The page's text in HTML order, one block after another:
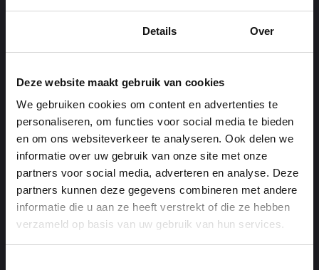
Details Over
Deze website maakt gebruik van cookies
We gebruiken cookies om content en advertenties te
personaliseren, om functies voor social media te bieden
en om ons websiteverkeer te analyseren. Ook delen we
informatie over uw gebruik van onze site met onze
partners voor social media, adverteren en analyse. Deze
partners kunnen deze gegevens combineren met andere
informatie die u aan ze heeft verstrekt of die ze hebben
verzameld op basis van uw gebruik van hun services.
de maatschappij en verdienen een
aanpak waar veiligheid een centrale
positie inneemt. Deze aanpak biedt
VGN!